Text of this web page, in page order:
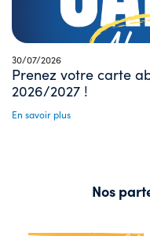
30/07/2026
Prenez votre carte
2026/2027 !
En savoir plus
Nos